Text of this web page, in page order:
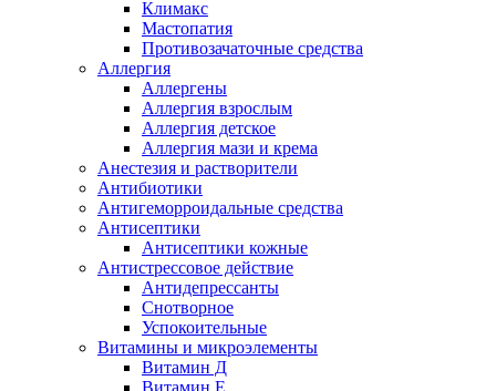
Климакс
Мастопатия
Противозачаточные средства
Аллергия
Аллергены
Аллергия взрослым
Аллергия детское
Аллергия мази и крема
Анестезия и растворители
Антибиотики
Антигеморроидальные средства
Антисептики
Антисептики кожные
Антистрессовое действие
Антидепрессанты
Снотворное
Успокоительные
Витамины и микроэлементы
Витамин Д
Витамин Е